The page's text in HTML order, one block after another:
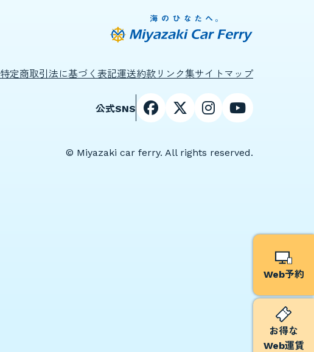
特定商取引法に基づく表記運送約款 リンク集サイトマップ
公式SNS
© Miyazaki car ferry. All rights reserved.
Web予約
お得な
Web運賃